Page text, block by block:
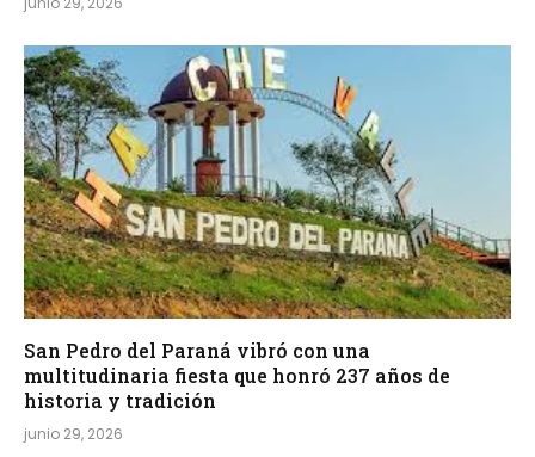
San Pedro del Paraná vibró con una
multitudinaria fiesta que honró 237 años de
historia y tradición
junio 29, 2026